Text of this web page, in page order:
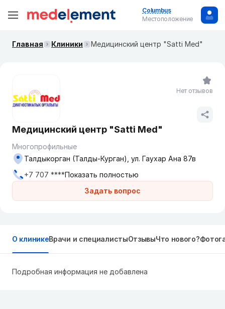
Columbus
Местоположение
Главная Клиники Медицинский центр "Satti Med"
Медицинский центр "Satti Med"
Многопрофильные
Задать вопрос
Талдыкорган (Талды-Курган), ул. Гаухар Ана 87в
+7 707 ****Показать полностью
Нет отзывов
О клиникеВрачи и специалистыОтзывыЧто нового?
Подробная информация не добавлена